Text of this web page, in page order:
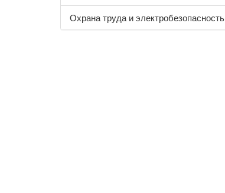
Охрана труда и электробезопасность